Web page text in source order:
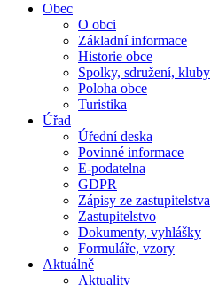
Obec
O obci
Základní informace
Historie obce
Spolky, sdružení, kluby
Poloha obce
Turistika
Úřad
Úřední deska
Povinné informace
E-podatelna
GDPR
Zápisy ze zastupitelstva
Zastupitelstvo
Dokumenty, vyhlášky
Formuláře, vzory
Aktuálně
Aktuality